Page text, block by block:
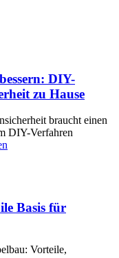
DIY-
zu Hause
braucht einen
DIY-Verfahren
Basis für
Vorteile,